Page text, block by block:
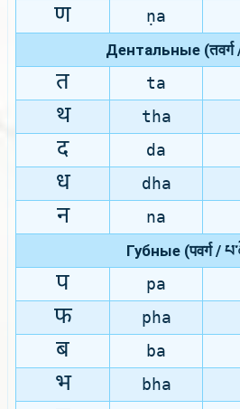
ण ṇa
Дентальные (तवर्ग
त ta
थ tha
द da
ध dha
न na
Губные (पवर्ग /
प pa
फ pha
ब ba
भ bha